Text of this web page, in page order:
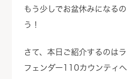
もう少しでお盆休みになる
う！
さて、本日ご紹介するのは
フェンダー110カウンティ